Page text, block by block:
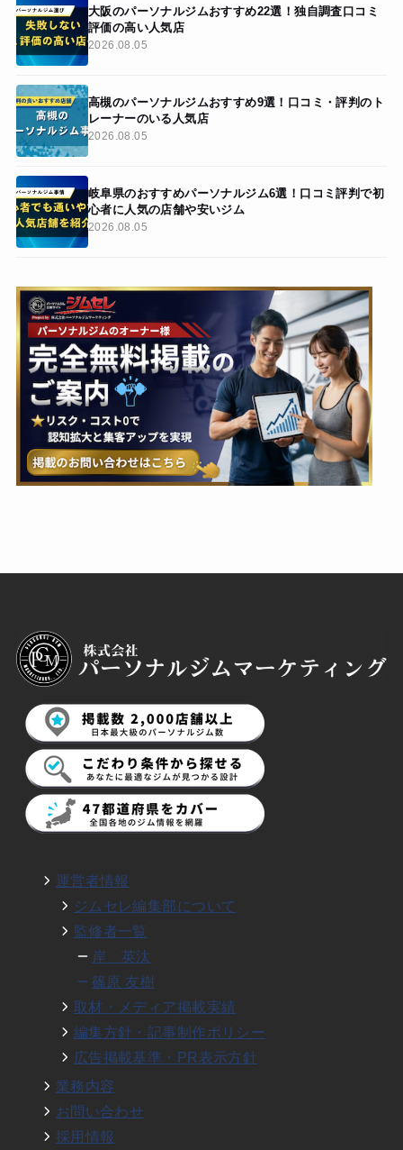
大阪のパーソナルジムおすすめ22選！独自調査口コミ
評価の高い人気店
2026.08.05
高槻のパーソナルジムおすすめ9選！口コミ・評判のト
レーナーのいる人気店
2026.08.05
岐阜県のおすすめパーソナルジム6選！口コミ評判で初
心者に人気の店舗や安いジム
2026.08.05
運営者情報
ジムセレ編集部について
監修者一覧
岸 英汰
篠原 友樹
取材・メディア掲載実績
編集方針・記事制作ポリシー
広告掲載基準・PR表示方針
業務内容
お問い合わせ
採用情報